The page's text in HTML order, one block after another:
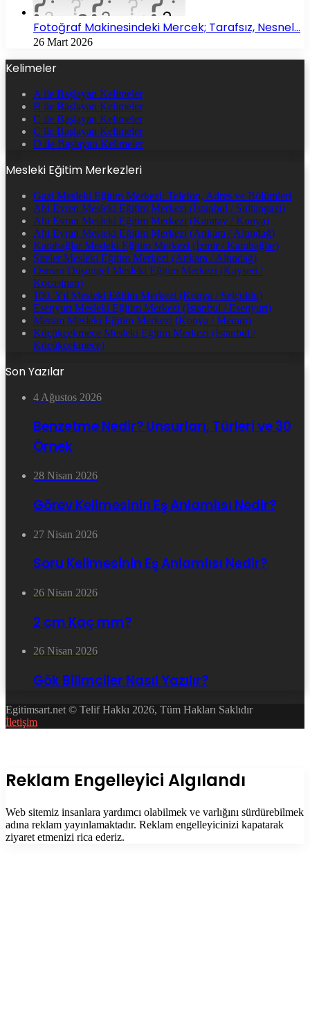
Fotoğraf Makinesindeki Mercek; Tarafsız, Nesnel…
26 Mart 2026
Kelimeler
A ile Başlayan Kelimeler
B ile Başlayan Kelimeler
C ile Başlayan Kelimeler
Ç ile Başlayan Kelimeler
D ile Başlayan Kelimeler
Mesleki Eğitim Merkezleri
Gazi Mesleki Eğitim Merkezi: Telefon, Adres ve Bölümleri
Ahi Evren Mesleki Eğitim Merkezi (İstanbul / Sultangazi)
Ahi Evran Mesleki Eğitim Merkezi (Karatay / Konya)
Ahi Evran Mesleki Eğitim Merkezi (Ankara / Altındağ)
Karabağlar Mesleki Eğitim Merkezi (İzmir / Karabağlar)
Siteler Mesleki Eğitim Merkezi (Ankara / Altındağ)
Osman Düşüngel Mesleki Eğitim Merkezi (Kayseri /
Kocasinan)
100. Yıl Mesleki Eğitim Merkezi (Konya / Selçuklu)
Esenyurt Mesleki Eğitim Merkezi (İstanbul / Esenyurt)
Meram Mesleki Eğitim Merkezi (Konya / Meram)
Küçükçekmece Mesleki Eğitim Merkezi (İstanbul /
Küçükçekmece)
Son Yazılar
4 Ağustos 2026
Benzetme Nedir? Unsurları, Türleri ve 30
Örnek
28 Nisan 2026
Görev Kelimesinin Eş Anlamlısı Nedir?
27 Nisan 2026
Soru Kelimesinin Eş Anlamlısı Nedir?
26 Nisan 2026
2 cm Kaç mm?
26 Nisan 2026
Gök Bilimciler Nasıl Yazılır?
Egitimsart.net © Telif Hakkı 2026, Tüm Hakları Saklıdır
İletişim
Kapalı
Reklam Engelleyici Algılandı
Web sitemiz insanlara yardımcı olabilmek ve varlığını sürdürebilmek
adına reklam yayınlamaktadır. Reklam engelleyicinizi kapatarak
ziyaret etmenizi rica ederiz.